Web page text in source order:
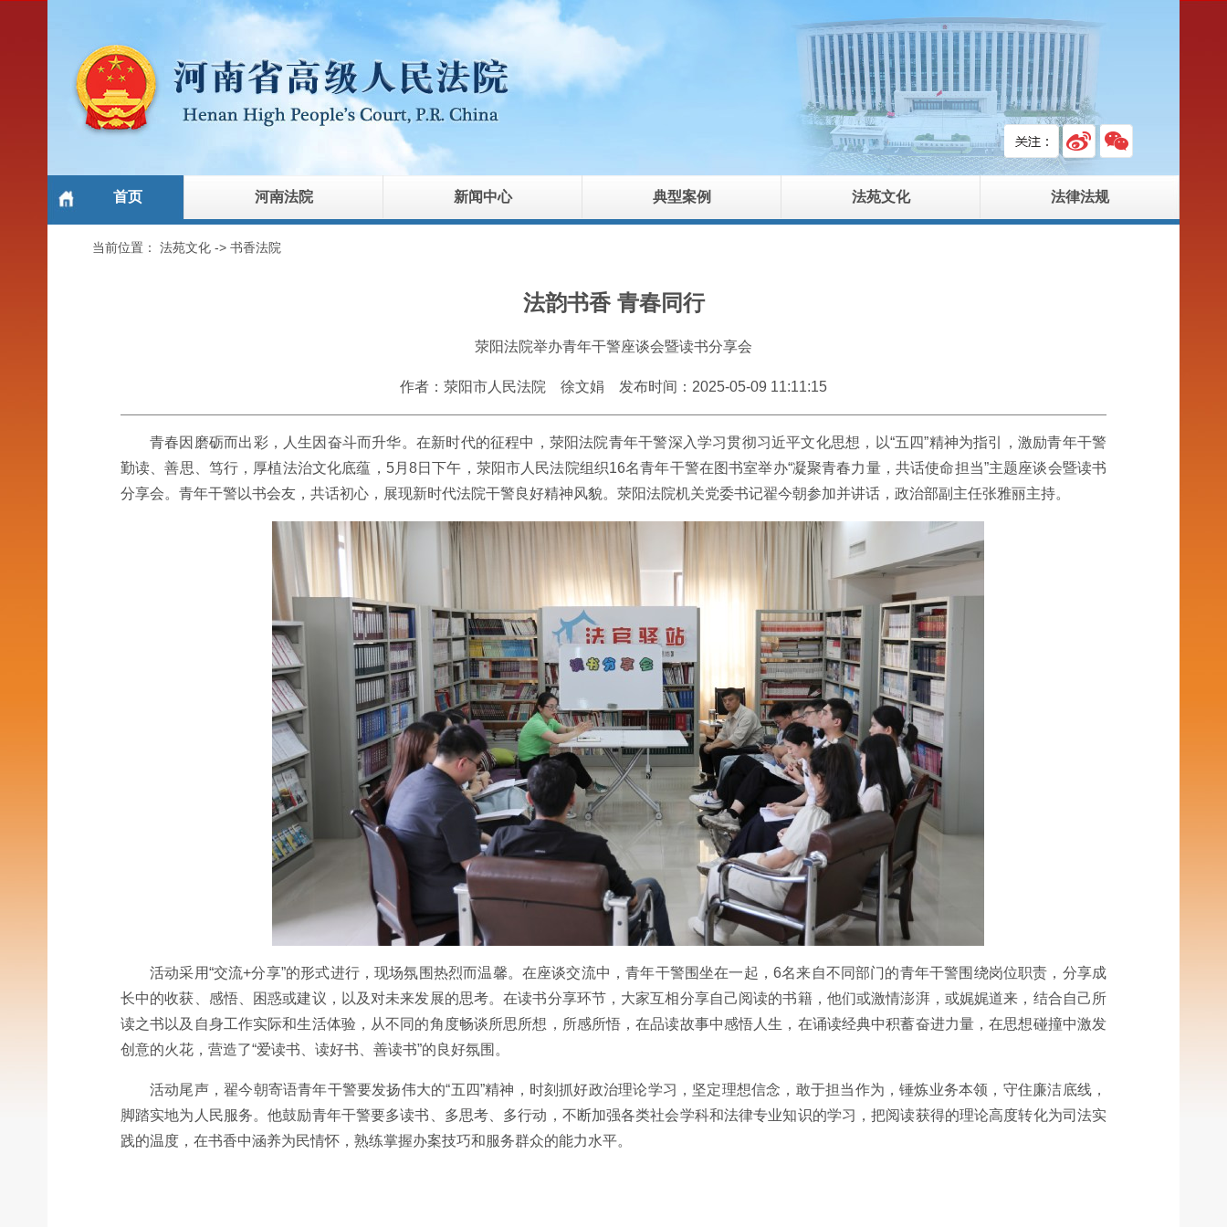
首页 河南法院 新闻中心 典型案例 法苑文化 法律法规
当前位置： 法苑文化-> 书香法院
法韵书香 青春同行
荥阳法院举办青年干警座谈会暨读书分享会
作者：荥阳市人民法院 徐文娟 发布时间：2025-05-09 11:11:15
青春因磨砺而出彩，人生因奋斗而升华。在新时代的征程中，荥阳法院青年干警深入学习贯彻习近平文化思想，以“五四”精神为指引，激励青年干警
勤读、善思、笃行，厚植法治文化底蕴，5月8日下午，荥阳市人民法院组织16名青年干警在图书室举办“凝聚青春力量，共话使命担当”主题座谈会暨读书
分享会。青年干警以书会友，共话初心，展现新时代法院干警良好精神风貌。荥阳法院机关党委书记翟今朝参加并讲话，政治部副主任张雅丽主持。
活动采用“交流+分享”的形式进行，现场氛围热烈而温馨。在座谈交流中，青年干警围坐在一起，6名来自不同部门的青年干警围绕岗位职责，分享成
长中的收获、感悟、困惑或建议，以及对未来发展的思考。在读书分享环节，大家互相分享自己阅读的书籍，他们或激情澎湃，或娓娓道来，结合自己所
读之书以及自身工作实际和生活体验，从不同的角度畅谈所思所想，所感所悟，在品读故事中感悟人生，在诵读经典中积蓄奋进力量，在思想碰撞中激发
创意的火花，营造了“爱读书、读好书、善读书”的良好氛围。
活动尾声，翟今朝寄语青年干警要发扬伟大的“五四”精神，时刻抓好政治理论学习，坚定理想信念，敢于担当作为，锤炼业务本领，守住廉洁底线，
脚踏实地为人民服务。他鼓励青年干警要多读书、多思考、多行动，不断加强各类社会学科和法律专业知识的学习，把阅读获得的理论高度转化为司法实
践的温度，在书香中涵养为民情怀，熟练掌握办案技巧和服务群众的能力水平。